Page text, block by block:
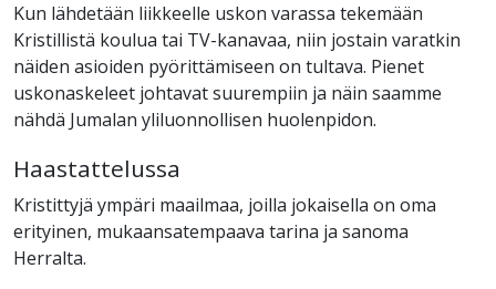
Kun lähdetään liikkeelle uskon varassa tekemään
Kristillistä koulua tai TV-kanavaa, niin jostain varatkin
näiden asioiden pyörittämiseen on tultava. Pienet
uskonaskeleet johtavat suurempiin ja näin saamme
nähdä Jumalan yliluonnollisen huolenpidon.
Haastattelussa
Kristittyjä ympäri maailmaa, joilla jokaisella on oma
erityinen, mukaansatempaava tarina ja sanoma
Herralta.